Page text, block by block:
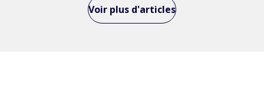
Voir plus d'articles